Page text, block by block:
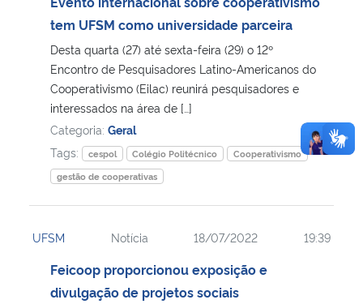
tem UFSM como universidade parceira
Desta quarta (27) até sexta-feira (29) o 12º
Encontro de Pesquisadores Latino-Americanos do
Cooperativismo (Eilac) reunirá pesquisadores e
interessados na área de […]
Categoria: Geral
Tags:
cespol Colégio Politécnico
Cooperativismo
gestão de cooperativas
UFSM Notícia 18/07/2022 19:39
Feicoop proporcionou exposição e
divulgação de projetos sociais